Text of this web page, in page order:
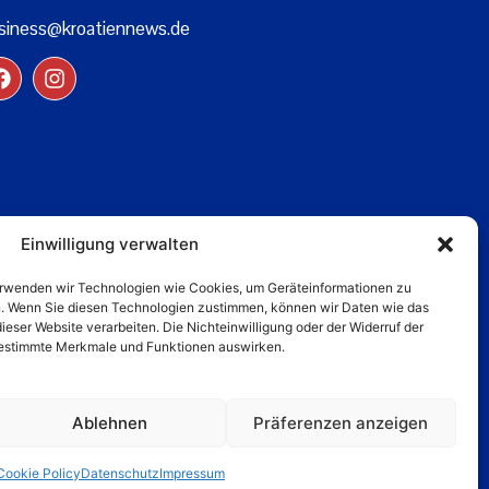
Einwilligung verwalten
wir Technologien wie Cookies, um Geräteinformationen zu
Sie diesen Technologien zustimmen, können wir Daten wie das
Website verarbeiten. Die Nichteinwilligung oder der Widerruf der
Merkmale und Funktionen auswirken.
Ablehnen Präferenzen anzeigen
PolicyDatenschutzImpressum